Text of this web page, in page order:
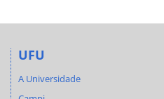
UFU
A Universidade